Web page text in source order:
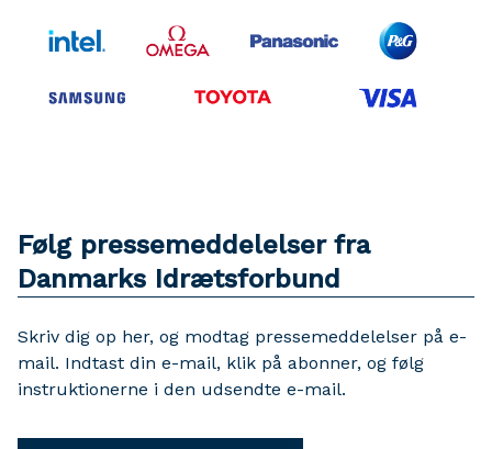
Følg pressemeddelelser fra
Danmarks Idrætsforbund
Skriv dig op her, og modtag pressemeddelelser på e-
mail. Indtast din e-mail, klik på abonner, og følg
instruktionerne i den udsendte e-mail.